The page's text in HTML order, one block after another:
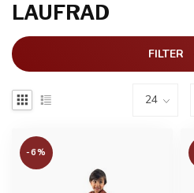
LAUFRAD
FILTER
-6%